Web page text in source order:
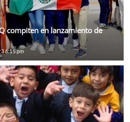
compiten en lanzamiento de
6:15 pm